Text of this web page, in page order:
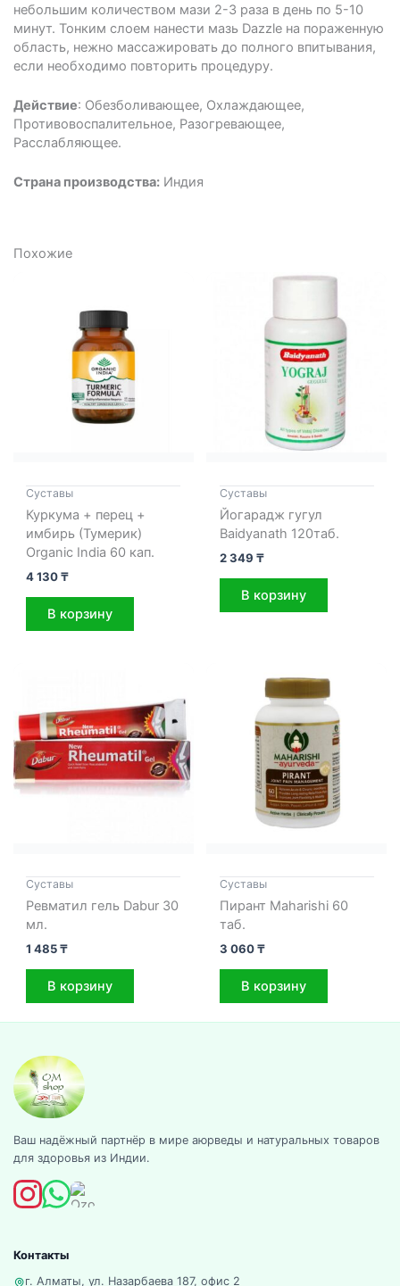
небольшим количеством мази 2-3 раза в день по 5-10
минут. Тонким слоем нанести мазь Dazzle на пораженную
область, нежно массажировать до полного впитывания,
если необходимо повторить процедуру.
Действие: Обезболивающее, Охлаждающее,
Противовоспалительное, Разогревающее,
Расслабляющее.
Страна производства:Индия
Похожие
Cуставы
Куркума + перец +
имбирь (Тумерик)
Organic India 60 кап.
4 130₸
В корзину
Cуставы
Йогарадж гугул
Baidyanath 120таб.
2 349 ₸
В корзину
Cуставы
Ревматил гель Dabur 30
мл.
1 485₸
В корзину
Cуставы
Пирант Maharishi 60
таб.
3 060₸
В корзину
Ваш надёжный партнёр в мире аюрведы и натуральных товаров
для здоровья из Индии.
Контакты
г. Алматы, ул. Назарбаева 187, офис 2